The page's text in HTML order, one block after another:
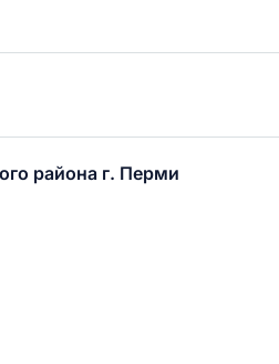
района г. Перми